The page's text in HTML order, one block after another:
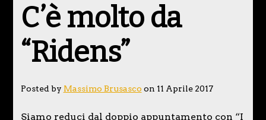
C’è molto da
“Ridens”
Posted by Massimo Brusasco on 11 Aprile 2017
Siamo reduci dal doppio appuntamento con “I